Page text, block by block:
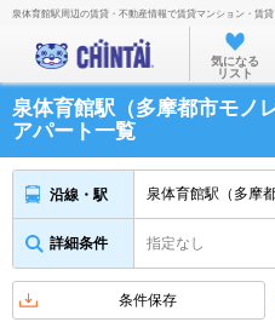
お部屋
泉体育館駅周辺の賃貸・不動産情報で賃貸マンション・賃
気になる
リスト
泉体育館駅（多摩都市モノ
アパート一覧
沿線・駅 泉体育館駅（多摩
詳細条件 指定なし
条件保存